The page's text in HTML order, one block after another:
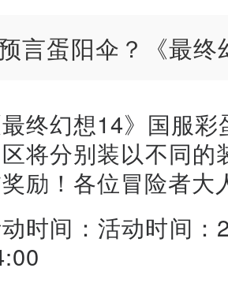
言蛋阳伞？《最
最终幻想14》国服
将分别装以不同
励！各位冒险者大
时间：活动时间